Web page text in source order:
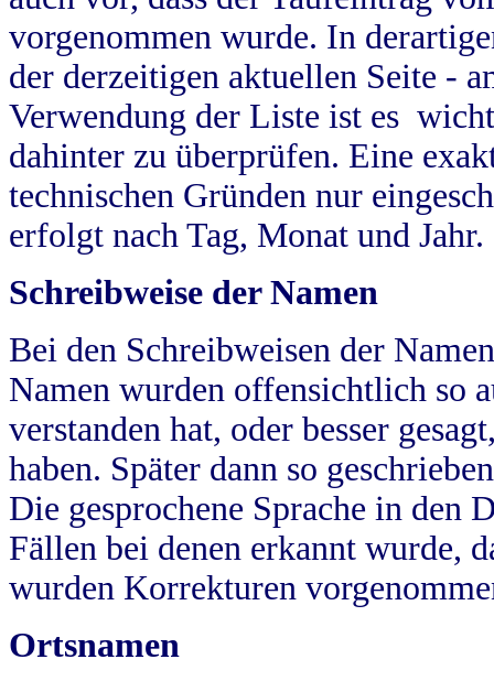
vorgenommen wurde. In
der derzeitigen aktuellen Seite -
Verwendung der Liste ist es
dahinter zu überprüfen. Eine
technischen Gründen nur
erfolgt nach Tag, Monat und Jahr.
Schreibweise der Namen
Bei den Schreibweisen der
Namen wurden offensichtlich so
verstanden hat, oder besser
haben. Später dann so
Die gesprochene Sprache in
Fällen bei denen erkannt wurde,
wurden Korrekturen
Ortsnamen